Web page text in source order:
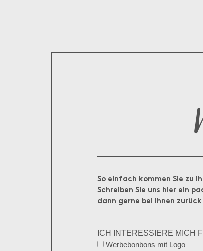
So einfach kommen Sie zu
Schreiben Sie uns hier ein
dann gerne bei Ihnen
ICH INTERESSIERE MICH
Werbebonbons mit Logo